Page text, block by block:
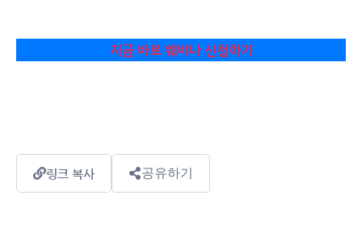
지금 바로 웨비나 신청하기
링크 복사 공유하기